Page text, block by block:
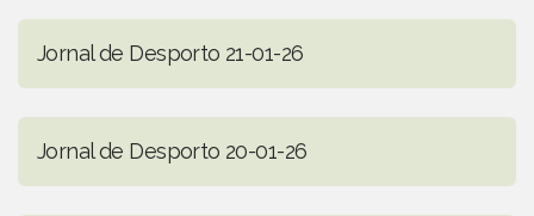
Jornal de Desporto 21-01-26
Jornal de Desporto 20-01-26